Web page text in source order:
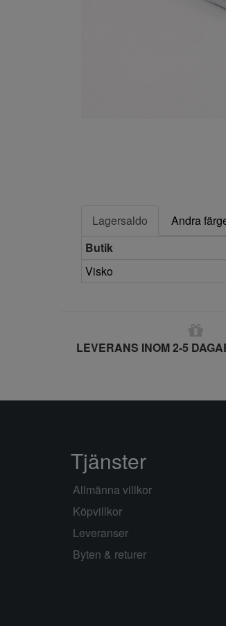
Lagersaldo
Andra
Butik
Visko
LEVERANS INOM 2-5
Tjänster
Allmänna villkor
Köpvillkor
Leveranser
Byten & returer